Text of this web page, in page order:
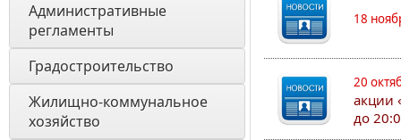
Административные
регламенты
Градостроительство
Жилищно-коммунальное
хозяйство
18
20
акции
до